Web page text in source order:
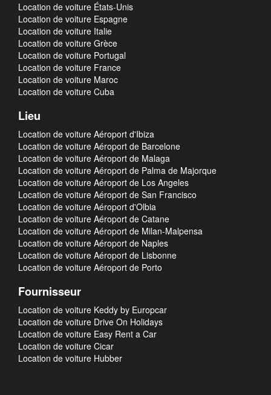
Location de voiture États-Unis
Location de voiture Espagne
Location de voiture Italie
Location de voiture Grèce
Location de voiture Portugal
Location de voiture France
Location de voiture Maroc
Location de voiture Cuba
Lieu
Location de voiture Aéroport d'Ibiza
Location de voiture Aéroport de Barcelone
Location de voiture Aéroport de Malaga
Location de voiture Aéroport de Palma de Majorque
Location de voiture Aéroport de Los Angeles
Location de voiture Aéroport de San Francisco
Location de voiture Aéroport d'Olbia
Location de voiture Aéroport de Catane
Location de voiture Aéroport de Milan-Malpensa
Location de voiture Aéroport de Naples
Location de voiture Aéroport de Lisbonne
Location de voiture Aéroport de Porto
Fournisseur
Location de voiture Keddy by Europcar
Location de voiture Drive On Holidays
Location de voiture Easy Rent a Car
Location de voiture Cicar
Location de voiture Hubber